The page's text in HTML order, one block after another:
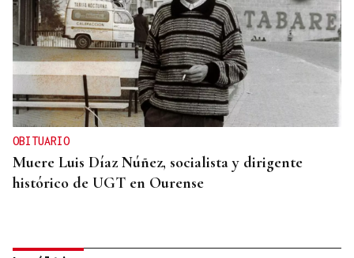
OBITUARIO
Muere Luis Díaz Núñez, socialista y dirigente
histórico de UGT en Ourense